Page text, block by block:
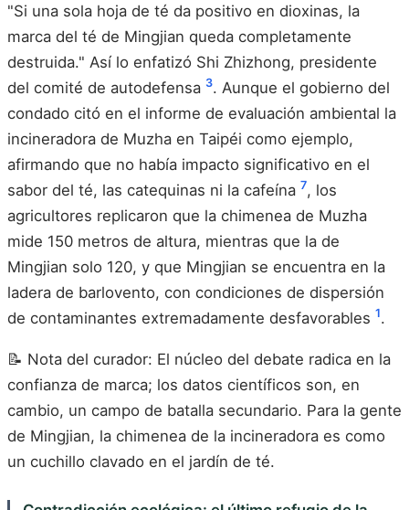
"Si una sola hoja de té da positivo en dioxinas, la
marca del té de Mingjian queda completamente
destruida." Así lo enfatizó Shi Zhizhong, presidente
del comité de autodefensa 3. Aunque el gobierno del
condado citó en el informe de evaluación ambiental la
incineradora de Muzha en Taipéi como ejemplo,
afirmando que no había impacto significativo en el
sabor del té, las catequinas ni la cafeína 7, los
agricultores replicaron que la chimenea de Muzha
mide 150 metros de altura, mientras que la de
Mingjian solo 120, y que Mingjian se encuentra en la
ladera de barlovento, con condiciones de dispersión
de contaminantes extremadamente desfavorables 1.
📝 Nota del curador: El núcleo del debate radica en la
confianza de marca; los datos científicos son, en
cambio, un campo de batalla secundario. Para la gente
de Mingjian, la chimenea de la incineradora es como
un cuchillo clavado en el jardín de té.